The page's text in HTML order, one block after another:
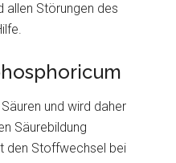
allen Störungen des
und wird daher
Säurebildung
den Stoffwechsel bei